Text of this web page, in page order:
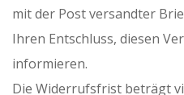
mit der Post versandter
Ihren Entschluss, diesen
informieren.
Die Widerrufsfrist beträgt